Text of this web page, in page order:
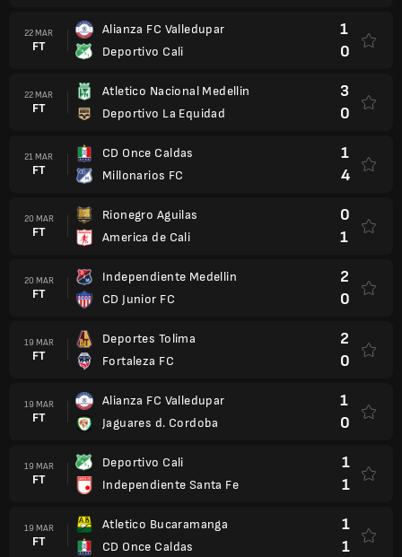
22 MAR
FT
Alianza FC Valledupar
Deportivo Cali
1
0
22 MAR
FT
Atletico Nacional Medellin
Deportivo La Equidad
3
0
21 MAR
FT
CD Once Caldas
Millonarios FC
1
4
20 MAR
FT
Rionegro Aguilas
America de Cali
0
1
20 MAR
FT
Independiente Medellin
CD Junior FC
2
0
19 MAR
FT
Deportes Tolima
Fortaleza FC
2
0
19 MAR
FT
Alianza FC Valledupar
Jaguares d. Cordoba
1
0
19 MAR
FT
Deportivo Cali
Independiente Santa Fe
1
1
19 MAR
FT
Atletico Bucaramanga
CD Once Caldas
1
1